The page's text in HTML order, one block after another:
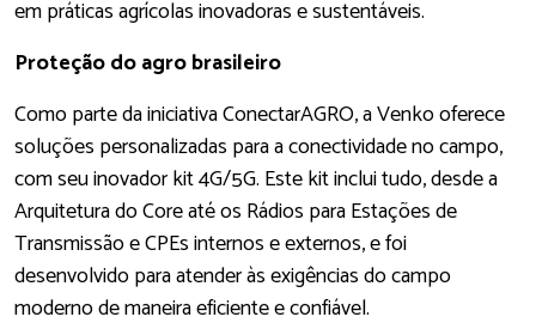
em práticas agrícolas inovadoras e sustentáveis.
Proteção do agro brasileiro
Como parte da iniciativa ConectarAGRO, a Venko oferece
soluções personalizadas para a conectividade no campo,
com seu inovador kit 4G/5G. Este kit inclui tudo, desde a
Arquitetura do Core até os Rádios para Estações de
Transmissão e CPEs internos e externos, e foi
desenvolvido para atender às exigências do campo
moderno de maneira eficiente e confiável.